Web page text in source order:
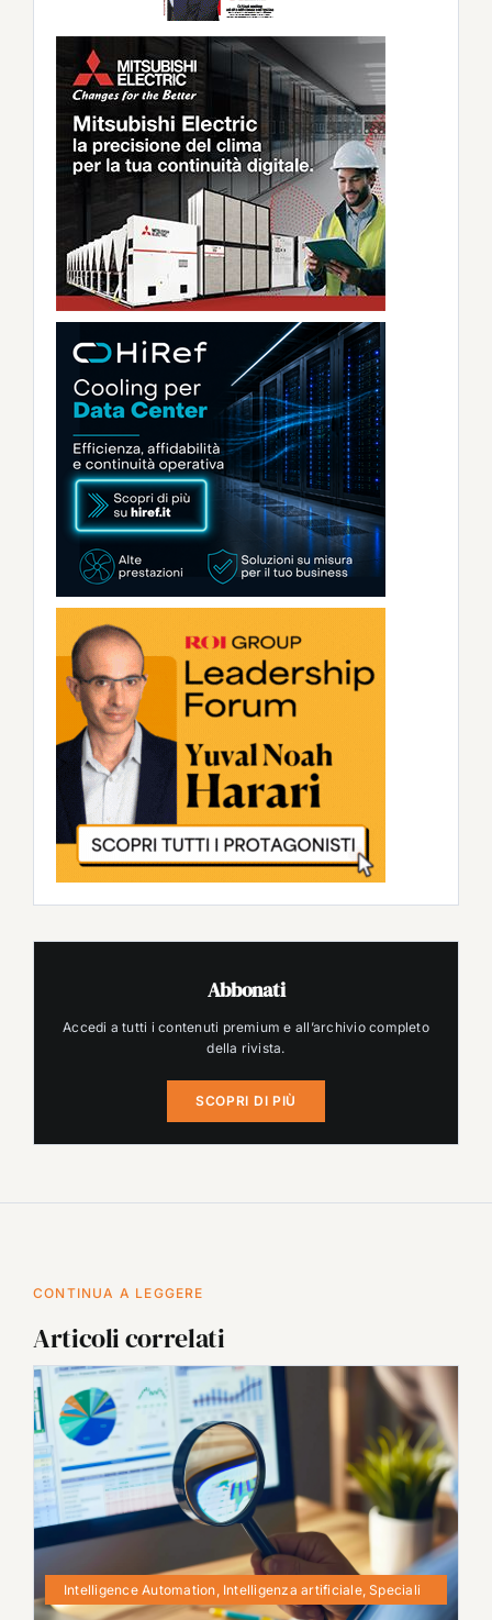
Abbonati
Accedi a tutti i contenuti premium e all’archivio completo
della rivista.
SCOPRI DI PIÙ
CONTINUA A LEGGERE
Articoli correlati
Intelligence Automation Intelligenza artificiale,Speciali